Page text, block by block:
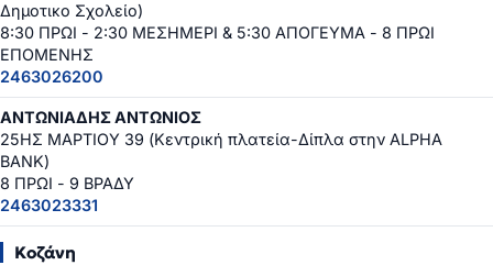
Δημοτικο Σχολείο)
8:30 ΠΡΩΙ - 2:30 ΜΕΣΗΜΕΡΙ & 5:30 ΑΠΟΓΕΥΜΑ - 8 ΠΡΩΙ
ΕΠΟΜΕΝΗΣ
2463026200
ΑΝΤΩΝΙΑΔΗΣ ΑΝΤΩΝΙΟΣ
25ΗΣ ΜΑΡΤΙΟΥ 39 (Κεντρική πλατεία-Δίπλα στην ALPHA
BANK)
8 ΠΡΩΙ - 9 ΒΡΑΔΥ
2463023331
Κοζάνη